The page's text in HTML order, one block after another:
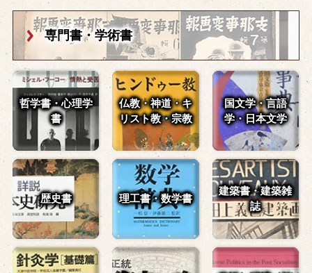
専門書・学術書
哲学書・心理学
書
仏教・神道・キ
リスト教・宗教
国文学・言語
学・日本文学
歴史書 理工書・数学書
建築書・建築雑
誌